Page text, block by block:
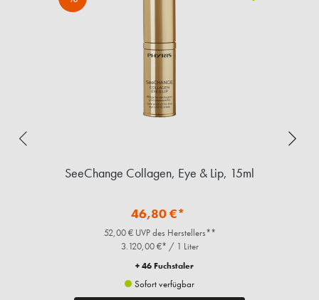
SeeChange Collagen, Eye & Lip, 15ml
46,80 €*
52,00 € UVP des Herstellers**
3.120,00 €* / 1 Liter
+ 46 Fuchstaler
Sofort verfügbar